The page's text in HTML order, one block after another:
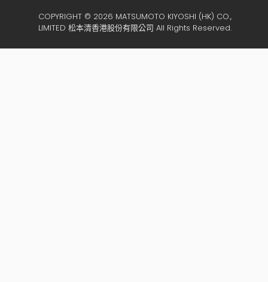
COPYRIGHT © 2026 MATSUMOTO KIYOSHI (HK) CO.,
LIMITED 松本清香港股份有限公司 All Rights Reserved.